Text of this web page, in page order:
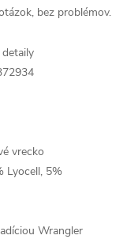
bez problémov.
vrecko
Lyocell, 5%
Wrangler